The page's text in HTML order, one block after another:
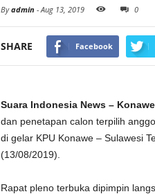
Byadmin - Aug 13, 2019 0
SHARE Facebook
Suara Indonesia News –
dan penetapan calon terpilih
di gelar KPU Konawe – Sulawesi
(13/08/2019).
Rapat pleno terbuka dipimpin